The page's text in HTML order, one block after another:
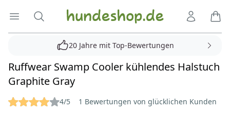
Menü öffnen
Suche Hundeshop.de
20 Jahre mit Top-Bewertungen
Ruffwear Swamp Cooler kühlendes Halstuch
Graphite Gray
Reviews 4/5 1 Bewertungen von glücklichen Kunden